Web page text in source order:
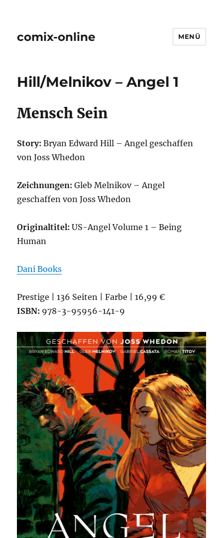
comix-online MENÜ
Hill/Melnikov – Angel 1
Mensch Sein
Story:Bryan Edward Hill – Angel geschaffen
von Joss Whedon
Zeichnungen:Gleb Melnikov – Angel
geschaffen von Joss Whedon
Originaltitel:US-Angel Volume 1 – Being
Human
Dani Books
Prestige | 136 Seiten | Farbe | 16,99 €
ISBN: 978-3-95956-141-9